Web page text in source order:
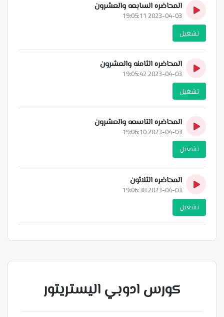
المحاضره السابعه والعشرون
2023-04-03 19:05:11
تشغيل
المحاضره الثامنه والعشرون
2023-04-03 19:05:42
تشغيل
المحاضره التاسعه والعشرون
2023-04-03 19:06:10
تشغيل
المحاضره الثلاثون
2023-04-03 19:06:38
تشغيل
كورس ادوبي اليستريتور